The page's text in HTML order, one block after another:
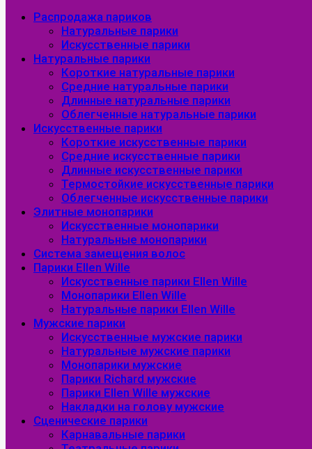
Распродажа париков
Натуральные парики
Искусственные парики
Натуральные парики
Короткие натуральные парики
Средние натуральные парики
Длинные натуральные парики
Облегченные натуральные парики
Искусственные парики
Короткие искусственные парики
Средние искусственные парики
Длинные искусственные парики
Термостойкие искусственные парики
Облегченные искусственные парики
Элитные монопарики
Искусственные монопарики
Натуральные монопарики
Система замещения волос
Парики Ellen Wille
Искусственные парики Ellen Wille
Монопарики Ellen Wille
Натуральные парики Ellen Wille
Мужские парики
Искусственные мужские парики
Натуральные мужские парики
Монопарики мужские
Парики Richard мужские
Парики Ellen Wille мужские
Накладки на голову мужские
Сценические парики
Карнавальные парики